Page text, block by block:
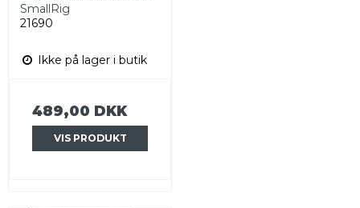
SmallRig
21690
Ikke på lager i butik
489,00 DKK
VIS PRODUKT